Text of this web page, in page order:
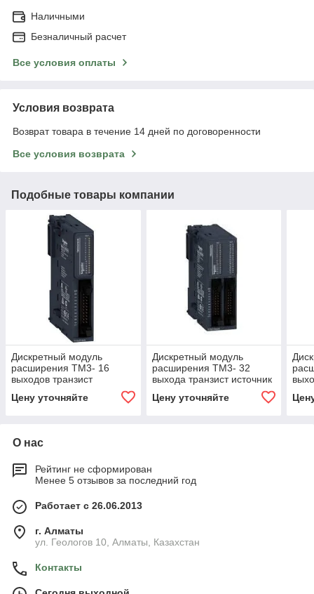
Наличными
Безналичный расчет
Все условия оплаты
Условия возврата
Возврат товара в течение 14 дней по договоренности
Все условия возврата
Подобные товары компании
Дискретный модуль
расширения ТМ3- 16
выходов транзист
Цену уточняйте
Дискретный модуль
расширения ТМ3- 32
выхода транзист источник
Цену уточняйте
О нас
Рейтинг не сформирован
Менее 5 отзывов за последний год
Работает с 26.06.2013
г. Алматы
ул. Геологов 10, Алматы, Казахстан
Контакты